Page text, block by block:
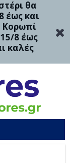
θα
έως και
Κορωπί
8 έως
καλές